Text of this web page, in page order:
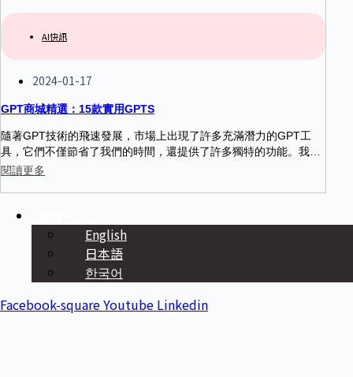
AI快訊
2024-01-17
GPT商城精選：15款實用GPTS
隨著GPT技術的飛速發展，市場上出現了許多充滿潛力的GPT工
具，它們不僅節省了我們的時間，還提供了許多獨特的功能。我們
精選了15款在這個新興市場中脫穎而出的GPT工具，幫助您在各個
閱讀更多
English
日本語
한국어
Facebook-squareYoutube Linkedin